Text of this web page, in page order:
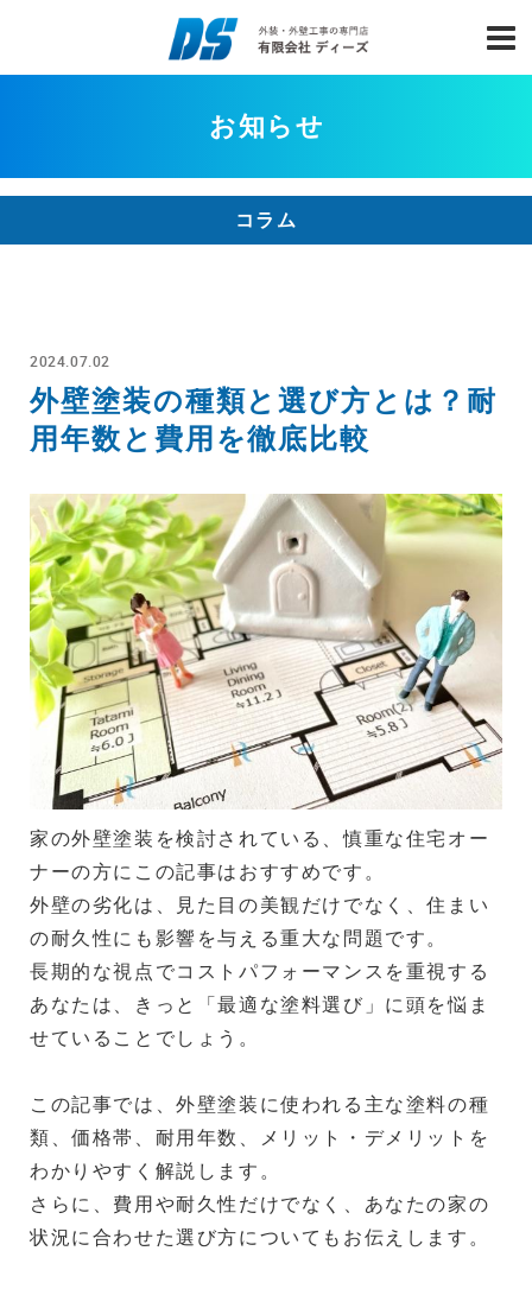
お知らせ
コラム
2024.07.02
外壁塗装の種類と選び方とは？耐
用年数と費用を徹底比較
家の外壁塗装を検討されている、慎重な住宅オー
ナーの方にこの記事はおすすめです。
外壁の劣化は、見た目の美観だけでなく、住まい
の耐久性にも影響を与える重大な問題です。
長期的な視点でコストパフォーマンスを重視する
あなたは、きっと「最適な塗料選び」に頭を悩ま
せていることでしょう。
この記事では、外壁塗装に使われる主な塗料の種
類、価格帯、耐用年数、メリット・デメリットを
わかりやすく解説します。
さらに、費用や耐久性だけでなく、あなたの家の
状況に合わせた選び方についてもお伝えします。